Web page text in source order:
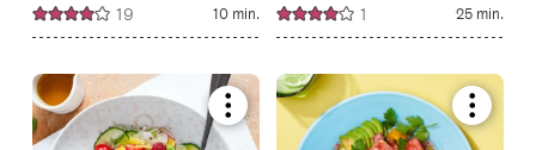
19 10 min. 1 25 min.
Bookmark
recipe
recipe